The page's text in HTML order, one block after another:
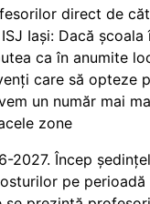
direct de
Iași: Dacă
ca în anumite
care să opteze
un număr mai
zone
2027. Încep
pe perioadă